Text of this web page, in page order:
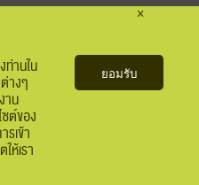
ติดตามเรา
เอไอเอส
PLC. ALL RIGHTS RESERVED.
านใน
างๆ
าน
ซต์ของ
รเข้า
ห้เรา
ยอมรับ
×